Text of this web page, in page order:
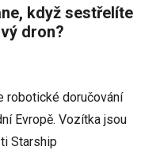
dron?
robotické doručování
Evropě. Vozítka jsou
Starship